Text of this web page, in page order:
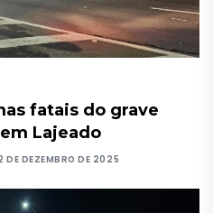
fatais do grave
Lajeado
DE DEZEMBRO DE 2025